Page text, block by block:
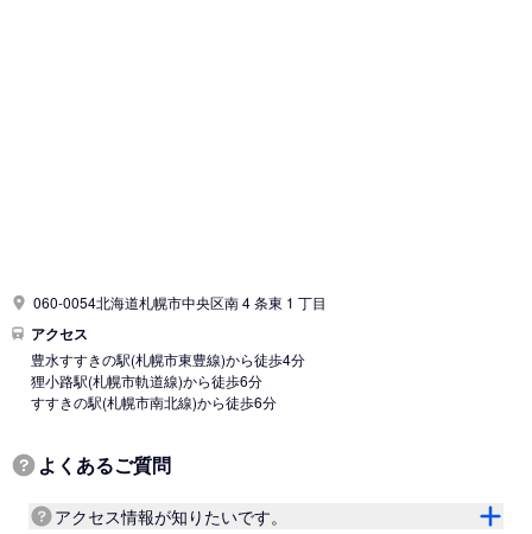
060-0054北海道札幌市中央区南 4 条東 1 丁目
アクセス
豊水すすきの駅(札幌市東豊線)から徒歩4分
狸小路駅(札幌市軌道線)から徒歩6分
すすきの駅(札幌市南北線)から徒歩6分
よくあるご質問
アクセス情報が知りたいです。